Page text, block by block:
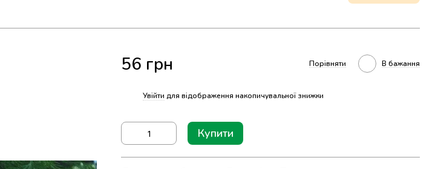
56 грн Порівняти В бажання
Увійти для відображення накопичувальної знижки
Купити